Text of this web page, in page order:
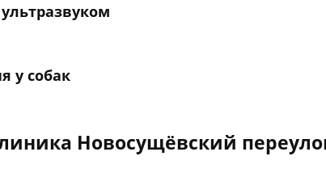
у собак
Новосущёвский